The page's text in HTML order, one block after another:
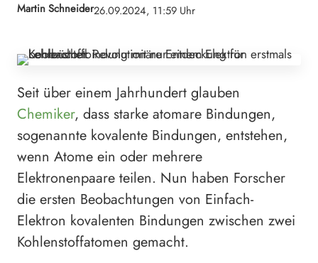
Martin Schneider26.09.2024, 11:59 Uhr
Seit über einem Jahrhundert glauben
Chemiker, dass starke atomare Bindungen,
sogenannte kovalente Bindungen, entstehen,
wenn Atome ein oder mehrere
Elektronenpaare teilen. Nun haben Forscher
die ersten Beobachtungen von Einfach-
Elektron kovalenten Bindungen zwischen zwei
Kohlenstoffatomen gemacht.